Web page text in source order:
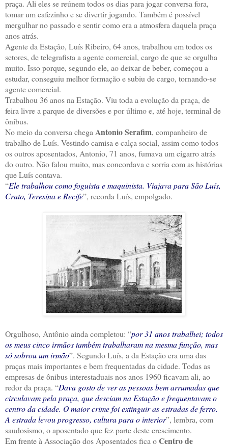
praça. Ali eles se reúnem todos os dias para jogar conversa fora,
tomar um cafezinho e se divertir jogando. Também é possível
mergulhar no passado e sentir como era a atmosfera daquela praça
anos atrás.
Agente da Estação, Luís Ribeiro, 64 anos, trabalhou em todos os
setores, de telegrafista a agente comercial, cargo de que se orgulha
muito. Isso porque, segundo ele, ao deixar de beber, começou a
estudar, conseguiu melhor formação e subiu de cargo, tornando-se
agente comercial.
Trabalhou 36 anos na Estação. Viu toda a evolução da praça, de
feira livre a parque de diversões e por último e, até hoje, terminal de
ônibus.
No meio da conversa chega Antonio Serafim, companheiro de
trabalho de Luís. Vestindo camisa e calça social, assim como todos
os outros aposentados, Antonio, 71 anos, fumava um cigarro atrás
do outro. Não falou muito, mas concordava e sorria com as histórias
que Luís contava.
“Ele trabalhou como foguista e maquinista. Viajava para São Luís,
Crato, Teresina e Recife”, recorda Luís, empolgado.
Orgulhoso, Antônio ainda completou: “por 31 anos trabalhei; todos
os meus cinco irmãos também trabalharam na mesma função, mas
só sobrou um irmão”. Segundo Luís, a da Estação era uma das
praças mais importantes e bem frequentadas da cidade. Todas as
empresas de ônibus interestaduais nos anos 1960 ficavam ali, ao
redor da praça. “Dava gosto de ver as pessoas bem arrumadas que
circulavam pela praça, que desciam na Estação e frequentavam o
centro da cidade. O maior crime foi extinguir as estradas de ferro.
A estrada levou progresso, cultura para o interior”, lembra, com
saudosismo, o aposentado que fez parte deste crescimento.
Em frente à Associação dos Aposentados fica oCentro de